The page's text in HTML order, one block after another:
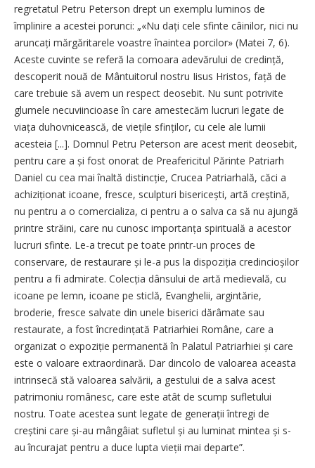
regretatul Petru Peterson drept un exemplu luminos de
împlinire a acestei porunci: „«Nu dați cele sfinte câinilor, nici nu
aruncați mărgăritarele voastre înaintea porcilor» (Matei 7, 6).
Aceste cuvinte se referă la comoara adevărului de credință,
descoperit nouă de Mântuitorul nostru Iisus Hristos, față de
care trebuie să avem un respect deosebit. Nu sunt potrivite
glumele necuviincioase în care amestecăm lucruri legate de
viața duhovnicească, de viețile sfinților, cu cele ale lumii
acesteia [...]. Domnul Petru Peterson are acest merit deosebit,
pentru care a și fost onorat de Preafericitul Părinte Patriarh
Daniel cu cea mai înaltă distincție, Crucea Patriarhală, căci a
achiziționat icoane, fresce, sculpturi bisericești, artă creștină,
nu pentru a o comercializa, ci pentru a o salva ca să nu ajungă
printre străini, care nu cunosc im­portanța spirituală a acestor
lucruri sfinte. Le-a trecut pe toate printr-un proces de
conservare, de restaurare și le-a pus la dispoziția credincioșilor
pentru a fi admirate. Colecția dânsului de artă medievală, cu
icoane pe lemn, icoane pe sticlă, Evanghelii, argintărie,
broderie, fresce salvate din unele biserici dărâmate sau
restaurate, a fost încre­dințată Patriarhiei Române, care a
organizat o expoziție permanentă în Palatul Patriarhiei și care
este o valoare extraordinară. Dar dincolo de valoarea aceasta
intrinsecă stă valoarea salvării, a gestului de a salva acest
patrimoniu românesc, care este atât de scump sufletului
nostru. Toate acestea sunt legate de gene­rații întregi de
creștini care și-au mângâiat sufletul și au luminat min­tea și s-
au încurajat pentru a duce lupta vieții mai departe”.